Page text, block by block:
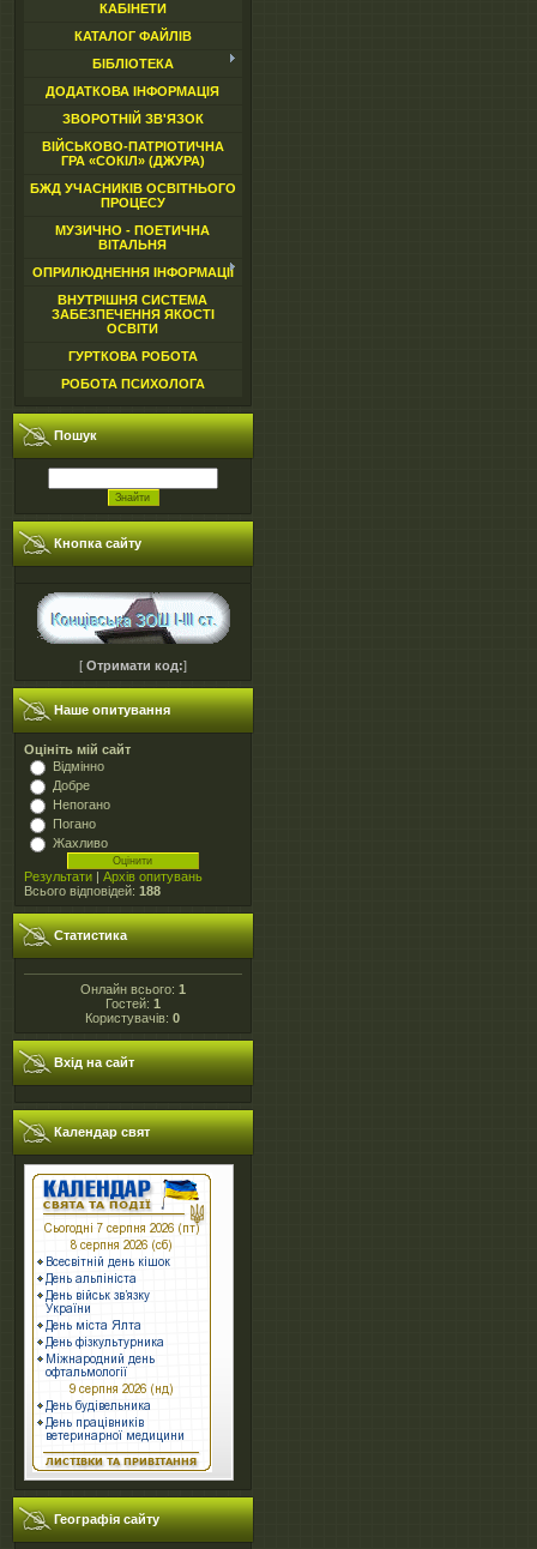
КАБІНЕТИ
КАТАЛОГ ФАЙЛІВ
БІБЛІОТЕКА
ДОДАТКОВА ІНФОРМАЦІЯ
ЗВОРОТНІЙ ЗВ'ЯЗОК
ВІЙСЬКОВО-ПАТРІОТИЧНА
ГРА «СОКІЛ» (ДЖУРА)
БЖД УЧАСНИКІВ ОСВІТНЬОГО
ПРОЦЕСУ
МУЗИЧНО - ПОЕТИЧНА
ВІТАЛЬНЯ
ОПРИЛЮДНЕННЯ ІНФОРМАЦІЇ
ВНУТРІШНЯ СИСТЕМА
ЗАБЕЗПЕЧЕННЯ ЯКОСТІ
ОСВІТИ
ГУРТКОВА РОБОТА
РОБОТА ПСИХОЛОГА
Пошук
Кнопка сайту
[ Отримати код:]
Наше опитування
Оцініть мій сайт
Відмінно
Добре
Непогано
Погано
Жахливо
Результати | Архів опитувань
Всього відповідей: 188
Статистика
Онлайн всього: 1
Гостей: 1
Користувачів:0
Вхід на сайт
Календар свят
Географія сайту